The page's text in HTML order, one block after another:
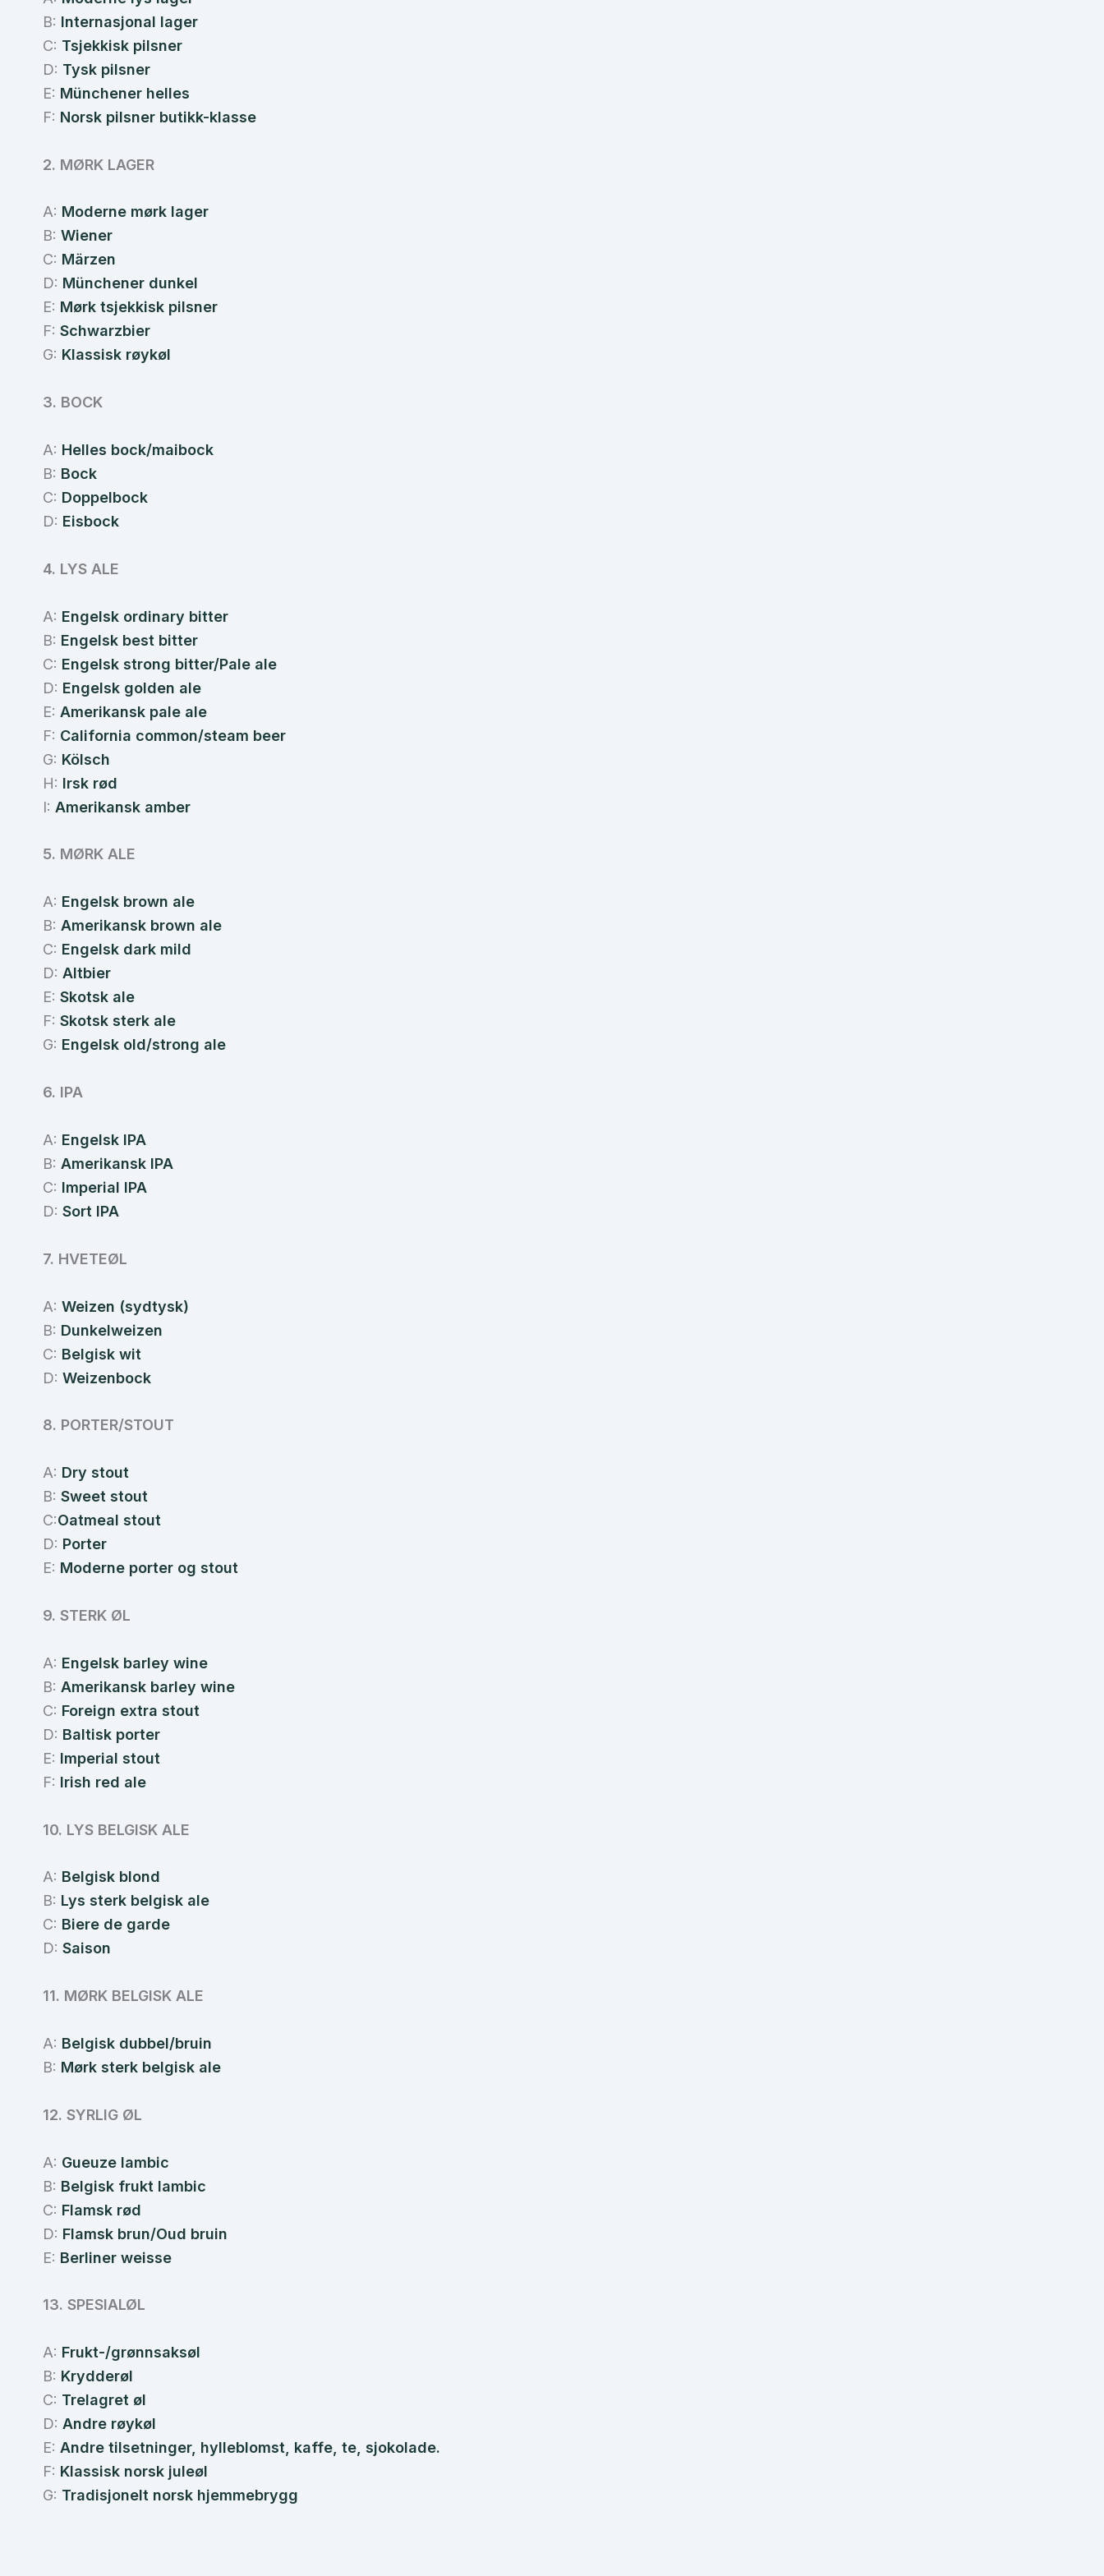
B: Internasjonal lager
C: Tsjekkisk pilsner
D: Tysk pilsner
E: Münchener helles
F: Norsk pilsner butikk-klasse
2. MØRK LAGER
A: Moderne mørk lager
B: Wiener
C: Märzen
D: Münchener dunkel
E: Mørk tsjekkisk pilsner
F: Schwarzbier
G: Klassisk røykøl
3. BOCK
A: Helles bock/maibock
B: Bock
C: Doppelbock
D: Eisbock
4. LYS ALE
A: Engelsk ordinary bitter
B: Engelsk best bitter
C: Engelsk strong bitter/Pale ale
D: Engelsk golden ale
E: Amerikansk pale ale
F: California common/steam beer
G: Kölsch
H: Irsk rød
I: Amerikansk amber
5. MØRK ALE
A: Engelsk brown ale
B: Amerikansk brown ale
C: Engelsk dark mild
D: Altbier
E: Skotsk ale
F: Skotsk sterk ale
G: Engelsk old/strong ale
6. IPA
A: Engelsk IPA
B: Amerikansk IPA
C: Imperial IPA
D: Sort IPA
7. HVETEØL
A: Weizen (sydtysk)
B: Dunkelweizen
C: Belgisk wit
D: Weizenbock
8. PORTER/STOUT
A: Dry stout
B: Sweet stout
C:Oatmeal stout
D: Porter
E: Moderne porter og stout
9. STERK ØL
A: Engelsk barley wine
B: Amerikansk barley wine
C: Foreign extra stout
D: Baltisk porter
E: Imperial stout
F: Irish red ale
10. LYS BELGISK ALE
A: Belgisk blond
B: Lys sterk belgisk ale
C: Biere de garde
D: Saison
11. MØRK BELGISK ALE
A: Belgisk dubbel/bruin
B: Mørk sterk belgisk ale
12. SYRLIG ØL
A: Gueuze lambic
B: Belgisk frukt lambic
C: Flamsk rød
D: Flamsk brun/Oud bruin
E: Berliner weisse
13. SPESIALØL
A: Frukt-/grønnsaksøl
B: Krydderøl
C: Trelagret øl
D: Andre røykøl
E: Andre tilsetninger, hylleblomst, kaffe, te, sjokolade.
F: Klassisk norsk juleøl
G: Tradisjonelt norsk hjemmebrygg